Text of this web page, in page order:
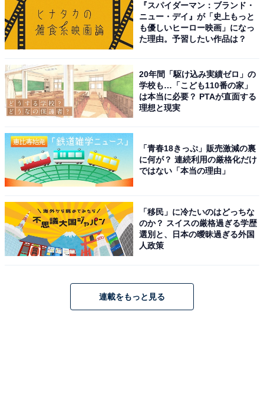
こちらもおすすめ
秋に行きたいと思う「北海道の絶景スポット」
ランキング！ 2位「知床五湖」を抑えた1位は？
【2025年調査】
1 2
『スパイダーマン：ブランド・
ニュー・デイ』が「史上もっと
も優しいヒーロー映画」になっ
た理由。予習したい作品は？
20年間「駆け込み実績ゼロ」の
学校も…「こども110番の家」
は本当に必要？ PTAが直面する
理想と現実
「青春18きっぷ」販売激減の裏
に何が？ 連続利用の厳格化だけ
ではない「本当の理由」
「移民」に冷たいのはどっちな
のか？ スイスの厳格過ぎる学歴
選別と、日本の曖昧過ぎる外国
人政策
連載をもっと見る